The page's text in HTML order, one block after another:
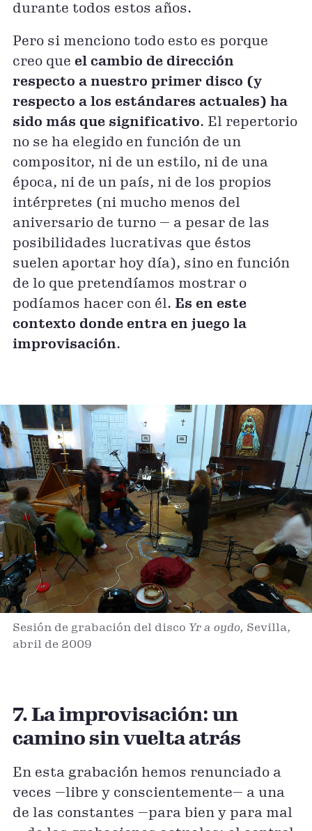
durante todos estos años.
Pero si menciono todo esto es porque
creo que el cambio de dirección
respecto a nuestro primer disco (y
respecto a los estándares actuales) ha
sido más que significativo. El repertorio
no se ha elegido en función de un
compositor, ni de un estilo, ni de una
época, ni de un país, ni de los propios
intérpretes (ni mucho menos del
aniversario de turno — a pesar de las
posibilidades lucrativas que éstos
suelen aportar hoy día), sino en función
de lo que pretendíamos mostrar o
podíamos hacer con él. Es en este
contexto donde entra en juego la
improvisación.
Sesión de grabación del disco Yr a oydo, Sevilla,
abril de 2009
7. La improvisación: un
camino sin vuelta atrás
En esta grabación hemos renunciado a
veces —libre y conscientemente— a una
de las constantes —para bien y para mal